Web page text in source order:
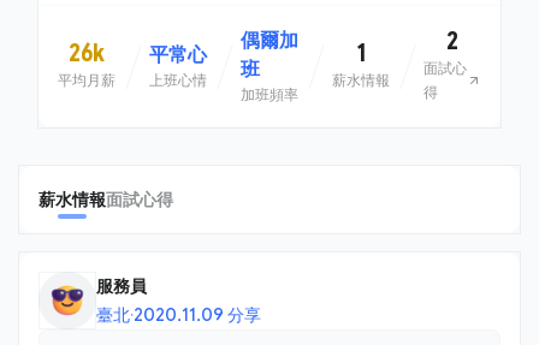
26k
平均月薪
平常心
上班心情
偶爾加
班
加班頻率
1
薪水情報
2
面試心
得
薪水情報面試心得
服務員
臺北·2020.11.09 分享